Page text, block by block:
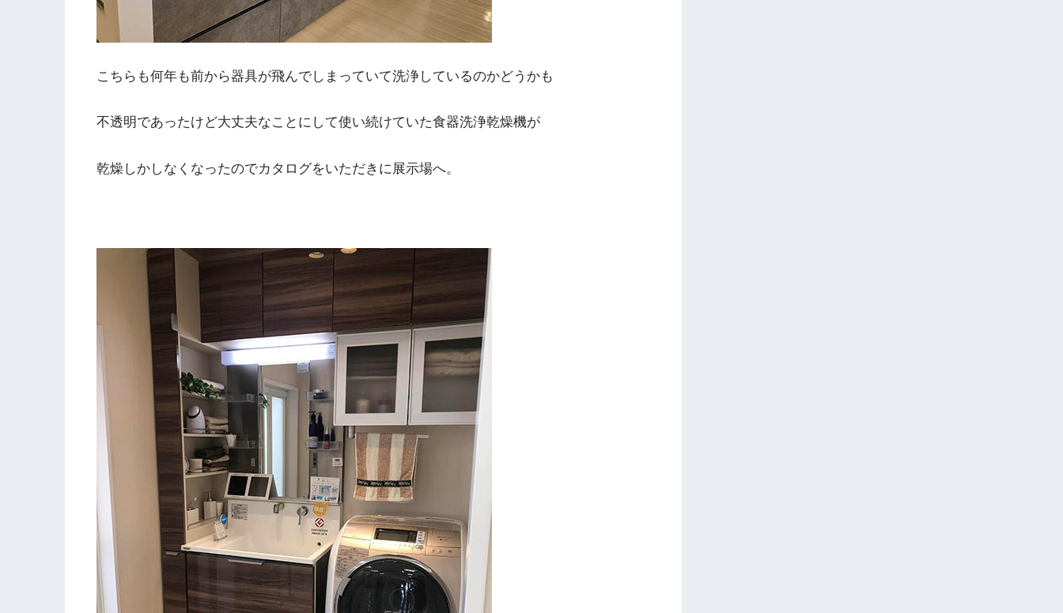
こちらも何年も前から器具が飛んでしまっていて洗浄しているのかどうかも
不透明であったけど大丈夫なことにして使い続けていた食器洗浄乾燥機が
乾燥しかしなくなったのでカタログをいただきに展示場へ。